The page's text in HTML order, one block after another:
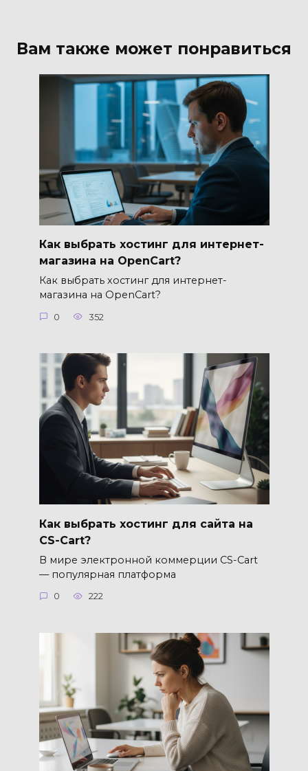
Вам также может понравиться
Как выбрать хостинг для интернет-
магазина на OpenCart?
Как выбрать хостинг для интернет-
магазина на OpenCart?
0 352
Как выбрать хостинг для сайта на
CS-Cart?
В мире электронной коммерции CS-Cart
— популярная платформа
0 222